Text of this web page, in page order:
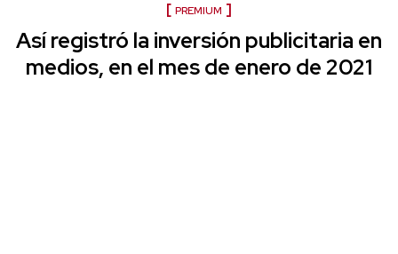
PREMIUM
Así registró la inversión publicitaria en
medios, en el mes de enero de 2021